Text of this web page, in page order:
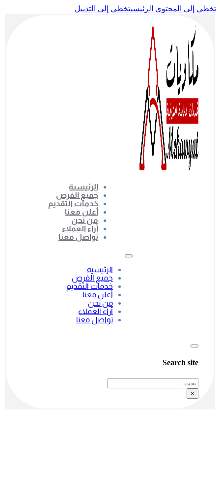
تخطي إلى المحتوى الرئيسيتخطي إلى التذييل
الرئيسية
جميع الفرص
خدمات التقديم
أعلن معنا
من نحن
آراء العملاء
تواصل معنا
الرئيسية
جميع الفرص
خدمات التقديم
أعلن معنا
من نحن
آراء العملاء
تواصل معنا
Search site
بحث
×